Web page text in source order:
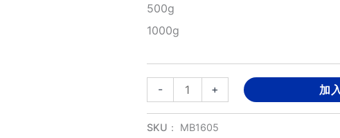
500g
1000g
-
化
钾
+ 加
SKU： MB1605